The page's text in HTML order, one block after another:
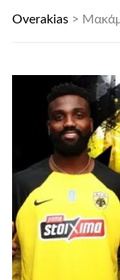
Overakias >